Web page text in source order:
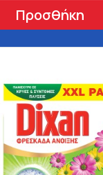
Προσθήκη